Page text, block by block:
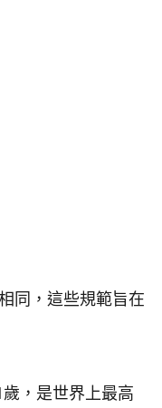
同，這些規範旨在
，是世界上最高